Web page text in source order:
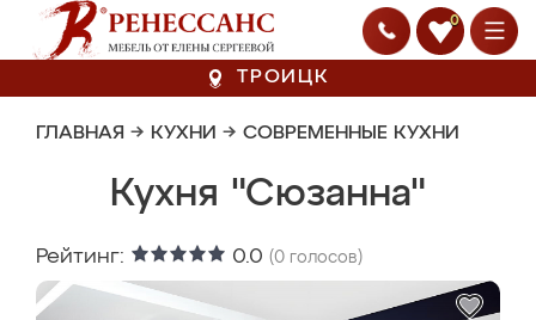
0
ТРОИЦК
ГЛАВНАЯ → КУХНИ → СОВРЕМЕННЫЕ КУХНИ
Кухня "Сюзанна"
Рейтинг: 0.0 (0 голосов)